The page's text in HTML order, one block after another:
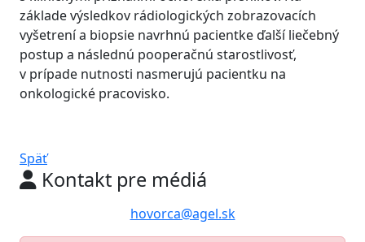
základe výsledkov rádiologických zobrazovacích
vyšetrení a biopsie navrhnú pacientke ďalší liečebný
postup a následnú pooperačnú starostlivosť,
v prípade nutnosti nasmerujú pacientku na
onkologické pracovisko.
Späť
Kontakt pre médiá
hovorca@agel.sk